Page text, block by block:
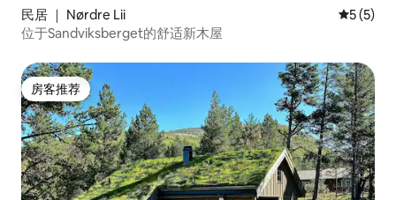
民居 ｜ Nørdre Lii 平均评分
5 (5)
位于Sandviksberget的舒适新木屋
房客推荐
房客推荐